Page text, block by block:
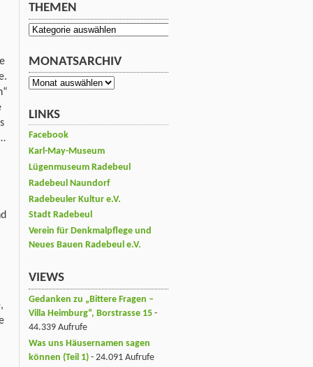
THEMEN
Themen
MONATSARCHIV
Monatsarchiv
LINKS
Facebook
Karl-May-Museum
Lügenmuseum Radebeul
Radebeul Naundorf
Radebeuler Kultur e.V.
Stadt Radebeul
Verein für Denkmalpflege und
Neues Bauen Radebeul e.V.
VIEWS
Gedanken zu „Bittere Fragen –
Villa Heimburg“, Borstrasse 15 -
44.339 Aufrufe
Was uns Häusernamen sagen
können (Teil 1) - 24.091 Aufrufe